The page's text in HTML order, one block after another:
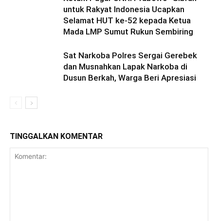
untuk Rakyat Indonesia Ucapkan
Selamat HUT ke-52 kepada Ketua
Mada LMP Sumut Rukun Sembiring
Sat Narkoba Polres Sergai Gerebek
dan Musnahkan Lapak Narkoba di
Dusun Berkah, Warga Beri Apresiasi
TINGGALKAN KOMENTAR